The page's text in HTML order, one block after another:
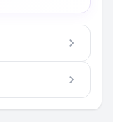
chevron_right
chevron_right